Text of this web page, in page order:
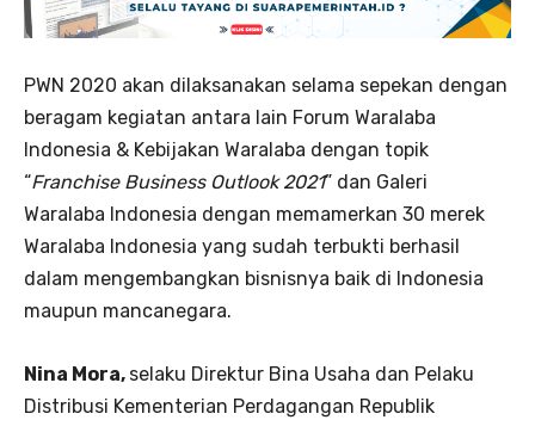
PWN 2020 akan dilaksanakan selama sepekan dengan
beragam kegiatan antara lain Forum Waralaba
Indonesia & Kebijakan Waralaba dengan topik
“Franchise Business Outlook 2021” dan Galeri
Waralaba Indonesia dengan memamerkan 30 merek
Waralaba Indonesia yang sudah terbukti berhasil
dalam mengembangkan bisnisnya baik di Indonesia
maupun mancanegara.
Nina Mora, selaku Direktur Bina Usaha dan Pelaku
Distribusi Kementerian Perdagangan Republik